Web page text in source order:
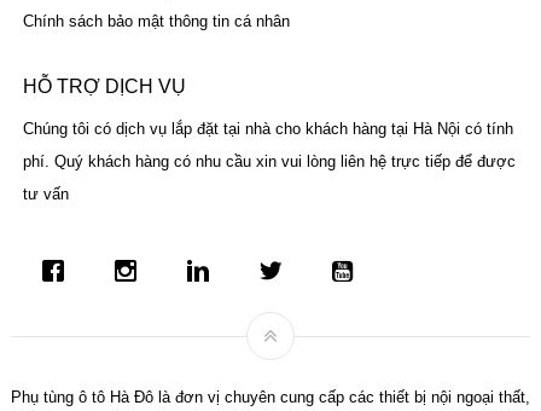
Chính sách bảo mật thông tin cá nhân
HỖ TRỢ DỊCH VỤ
Chúng tôi có dịch vụ lắp đặt tại nhà cho khách hàng tại Hà Nội có tính
phí. Quý khách hàng có nhu cầu xin vui lòng liên hệ trực tiếp để được
tư vấn
Phụ tùng ô tô Hà Đô là đơn vị chuyên cung cấp các thiết bị nội ngoại thất,